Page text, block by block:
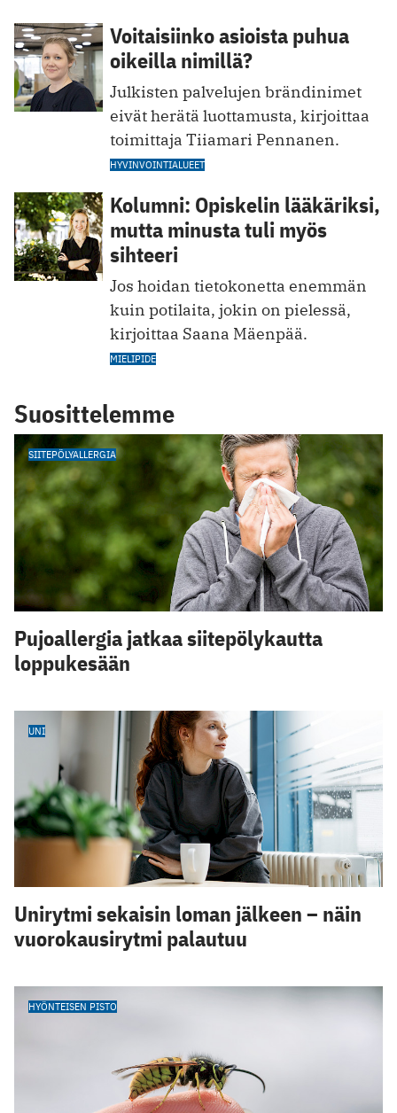
Voitaisiinko asioista puhua
oikeilla nimillä?
Julkisten palvelujen brändinimet
eivät herätä luottamusta, kirjoittaa
toimittaja Tiiamari Pennanen.
HYVINVOINTIALUEET
Kolumni: Opiskelin lääkäriksi,
mutta minusta tuli myös
sihteeri
Jos hoidan tietokonetta enemmän
kuin potilaita, jokin on pielessä,
kirjoittaa Saana Mäenpää.
MIELIPIDE
Suosittelemme
SIITEPÖLYALLERGIA
Pujoallergia jatkaa siitepölykautta
loppukesään
UNI
Unirytmi sekaisin loman jälkeen – näin
vuorokausirytmi palautuu
HYÖNTEISEN PISTO